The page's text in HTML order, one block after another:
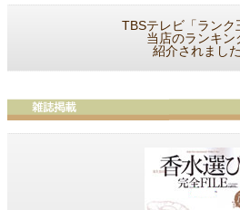
TBSテレビ「ランク
当店のランキン
紹介されました